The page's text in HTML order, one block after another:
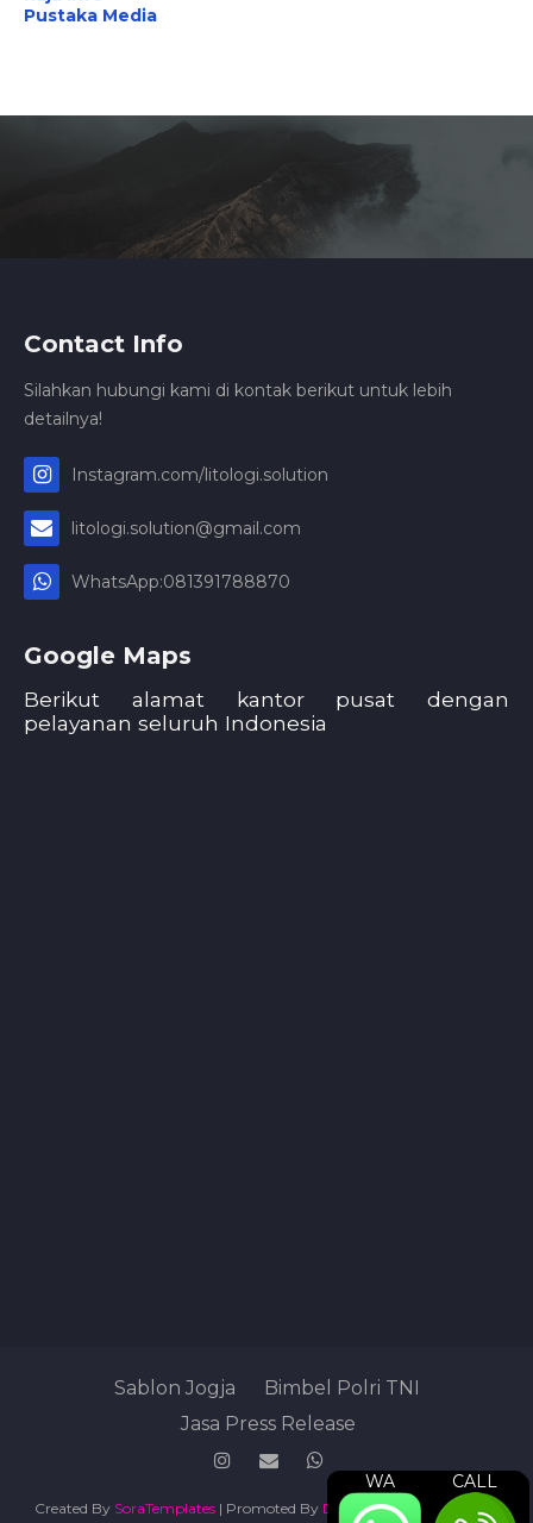
WA CALL
Pustaka Media
Contact Info
Silahkan hubungi kami di kontak berikut untuk lebih
detailnya!
Instagram.com/litologi.solution
litologi.solution@gmail.com
WhatsApp:081391788870
Google Maps
Berikut alamat kantor pusat dengan
pelayanan seluruh Indonesia
Sablon Jogja
Bimbel Polri TNI
Jasa Press Release
Created By SoraTemplates| Promoted By Digital Marketing Agency